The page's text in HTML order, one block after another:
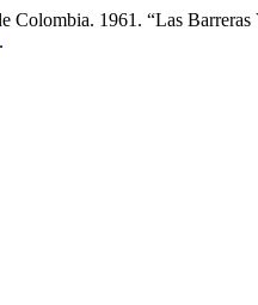
Colombia. 1961. “Las
.